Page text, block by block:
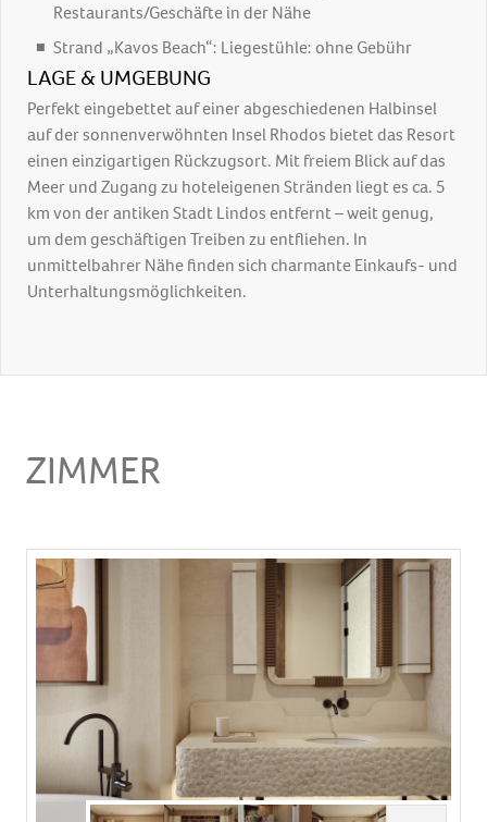
Restaurants/Geschäfte in der Nähe
Strand „Kavos Beach“: Liegestühle: ohne Gebühr
LAGE & UMGEBUNG
Perfekt eingebettet auf einer abgeschiedenen Halbinsel
auf der sonnenverwöhnten Insel Rhodos bietet das Resort
einen einzigartigen Rückzugsort. Mit freiem Blick auf das
Meer und Zugang zu hoteleigenen Stränden liegt es ca. 5
km von der antiken Stadt Lindos entfernt – weit genug,
um dem geschäftigen Treiben zu entfliehen. In
unmittelbahrer Nähe finden sich charmante Einkaufs- und
Unterhaltungsmöglichkeiten.
ZIMMER